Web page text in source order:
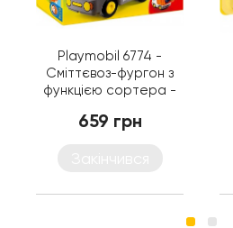
Playmobil 6774 -
Сміттєвоз-фургон з
функцією сортера -
1.2.3
659 грн